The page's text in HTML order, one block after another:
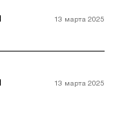
13 марта 2025
13 марта 2025